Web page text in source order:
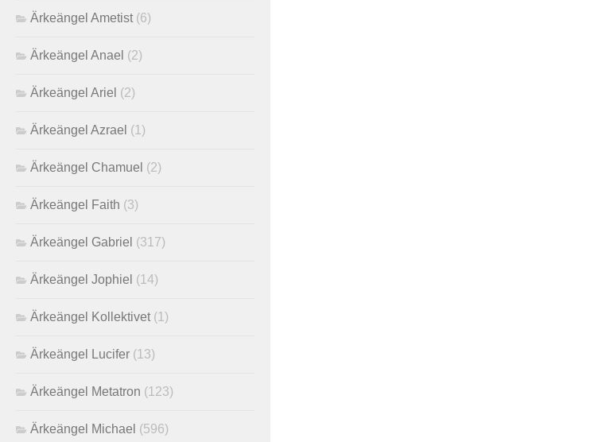
Ärkeängel Ametist (6)
Ärkeängel Anael (2)
Ärkeängel Ariel (2)
Ärkeängel Azrael (1)
Ärkeängel Chamuel (2)
Ärkeängel Faith (3)
Ärkeängel Gabriel (317)
Ärkeängel Jophiel (14)
Ärkeängel Kollektivet (1)
Ärkeängel Lucifer (13)
Ärkeängel Metatron (123)
Ärkeängel Michael (596)